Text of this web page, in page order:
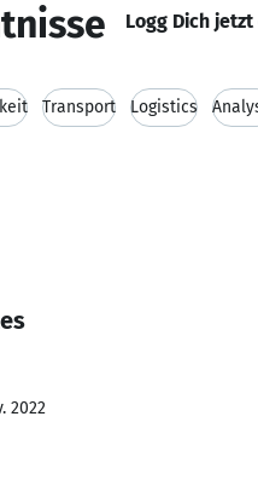
Logg Dich
Transport Logistics
2022